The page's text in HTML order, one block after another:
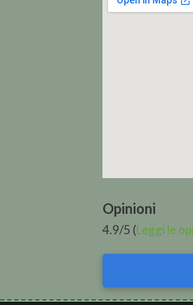
Opinioni
4.9/5 (Leggi le